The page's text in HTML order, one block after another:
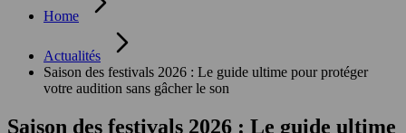
Home
Actualités
Saison des festivals 2026 : Le guide ultime pour protéger
votre audition sans gâcher le son
Saison des festivals 2026 : Le guide ultime